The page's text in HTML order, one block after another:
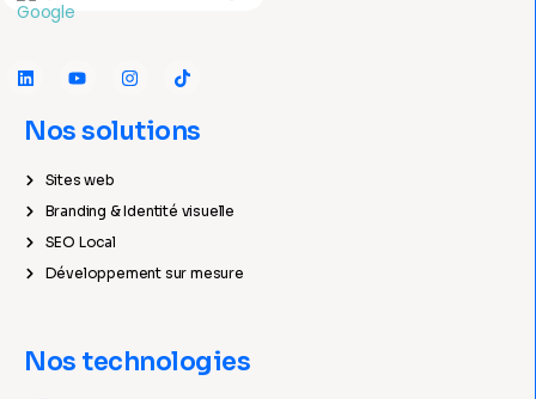
Nos solutions
Sites web
Branding & Identité visuelle
SEO Local
Développement sur mesure
Nos technologies